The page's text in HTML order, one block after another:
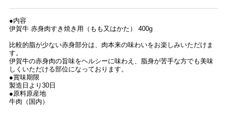
●内容
伊賀牛 赤身肉すき焼き用（もも又はかた） 400g
比較的脂が少ない赤身部分は、肉本来の味わいをお楽しみいただけま
す。
伊賀牛の赤身肉の旨味をヘルシーに味わえ、脂身が苦手な方でも美味
しくいただける部位になっております。
●賞味期限
製造日より30日
●原料原産地
牛肉（国内）